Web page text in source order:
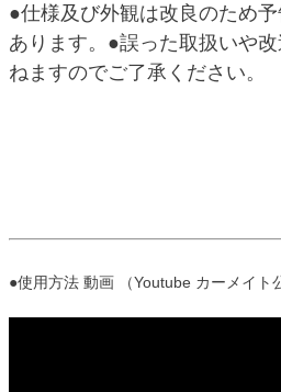
●仕様及び外観は改良のため
あります。●誤った取扱いや
ねますのでご了承ください。
●使用方法 動画 （Youtube カーメイト